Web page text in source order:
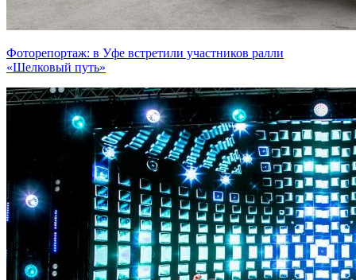
Фоторепортаж: в Уфе встретили участников ралли
«Шелковый путь»